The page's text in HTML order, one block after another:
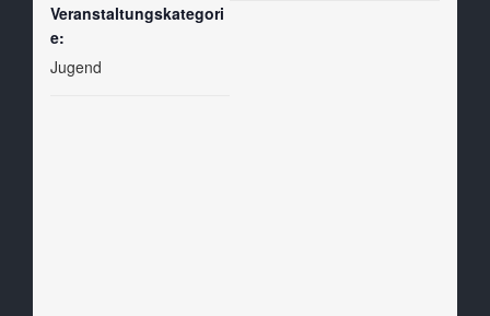
Veranstaltungskategori
e:
Jugend